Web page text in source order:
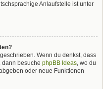
Anlaufstelle ist unter
Wenn du denkst, dass
dann besuche phpBB Ideas, wo du
oder neue Funktionen